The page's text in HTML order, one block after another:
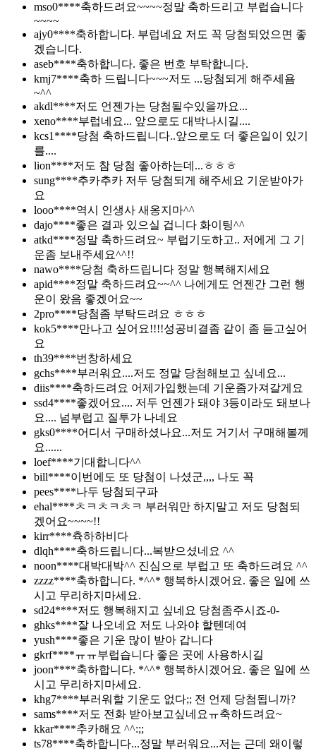
mso0****축하드려요~~~~정말 축하드리고 부럽습니다
~~~~
ajy0****축하합니다. 부럽네요 저도 꼭 당첨되었으면 좋
겠습니다.
aseb****축하합니다. 좋은 번호 부탁합니다.
kmj7****축하 드립니다~~~저도 ...당첨되게 해주세욤
~^^
akdl****저도 언젠가는 당첨될수있을까요...
xeno****부럽네요... 앞으로도 대박나시길....
kcs1****당첨 축하드립니다..앞으로도 더 좋은일이 있기
를....
lion****저도 참 당첨 좋아하는데...ㅎㅎㅎ
sung****추카추카 저두 당첨되게 해주세요 기운받아가
요
looo****역시 인생사 새옹지마^^
dajo****좋은 결과 있으실 겁니다 화이팅^^
atkd****정말 축하드려요~ 부럽기도하고.. 저에게 그 기
운좀 보내주세요^^!!
nawo****당첨 축하드립니다 정말 행복해지세요
apid****정말 축하드려요~~^^ 나에게도 언젠간 그런 행
운이 왔음 좋겠어요~~
2pro****당첨좀 부탁드려요 ㅎㅎㅎ
kok5****만나고 싶어요!!!!성공비결좀 같이 좀 듣고싶어
요
th39****번창하세요
gchs****부러워요....저도 정말 당첨해보고 싶네요...
diis****축하드려요 어제가입했는데 기운좀가져갈게요
ssd4****좋겠어요.... 저두 언젠가 돼야 3등이라도 돼보나
요.... 넘부럽고 질투가 나네요
gks0****어디서 구매하셨나요...저도 거기서 구매해볼께
요......
loef****기대합니다^^
bill****이번에도 또 당첨이 나셨군,,,, 나도 꼭
pees****나두 당첨되구파
ehal****ㅊㅋㅊㅋㅊㅋ 부러워만 하지말고 저도 당첨되
겠어요~~~~!!
kirr****츅하하비다
dlqh****축하드립니다...복받으셨네요 ^^
noon****대박대박^^ 진심으로 부럽고 또 축하드려요 ^^
zzzz****축하합니다. *^^* 행복하시겠어요. 좋은 일에 쓰
시고 무리하지마세요.
sd24****저도 행복해지고 싶네요 당첨좀주시죠-0-
ghks****잘 나오네요 저도 나와야 할텐데여
yush****좋은 기운 많이 받아 갑니다
gkrf****ㅠㅠ부럽습니다 좋은 곳에 사용하시길
joon****축하합니다. *^^* 행복하시겠어요. 좋은 일에 쓰
시고 무리하지마세요.
khg7****부러워할 기운도 없다;; 전 언제 당첨됩니까?
sams****저도 전화 받아보고싶네요ㅠ축하드려요~
kkar****추카해요 ^^:;;
ts78****축하합니다...정말 부러워요...저는 근데 왜이렇